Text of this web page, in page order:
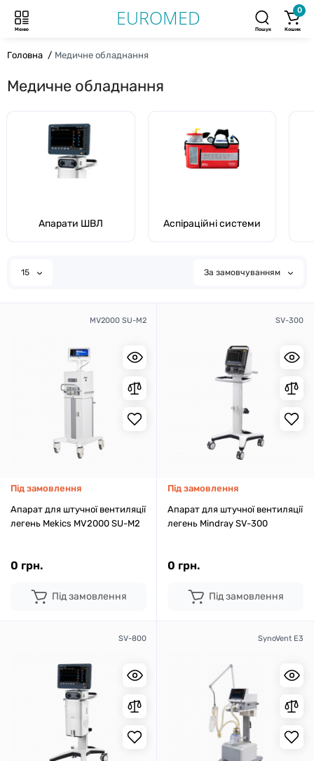
Меню Пошук
0
Кошик
Головна Медичне обладнання
Медичне обладнання
Апарати ШВЛ Аспіраційні системи
15 За замовчуванням
MV2000 SU-M2
Під замовлення
Апарат для штучної вентиляції
легень Mekics MV2000 SU-M2
0 грн.
Під замовлення
SV-300
Під замовлення
Апарат для штучної вентиляції
легень Mindray SV-300
0 грн.
Під замовлення
SV-800 SynoVent E3